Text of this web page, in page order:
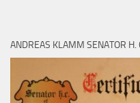
ANDREAS KLAMM SENATOR H.